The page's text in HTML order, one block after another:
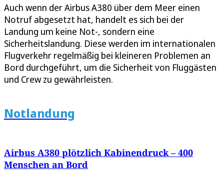
Auch wenn der Airbus A380 über dem Meer einen
Notruf abgesetzt hat, handelt es sich bei der
Landung um keine Not-, sondern eine
Sicherheitslandung. Diese werden im internationalen
Flugverkehr regelmäßig bei kleineren Problemen an
Bord durchgeführt, um die Sicherheit von Fluggästen
und Crew zu gewährleisten.
Notlandung
Airbus A380 plötzlich Kabinendruck – 400
Menschen an Bord